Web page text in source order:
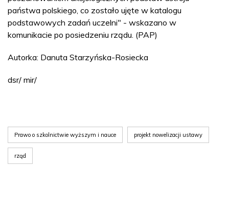
państwa polskiego, co zostało ujęte w katalogu
podstawowych zadań uczelni" - wskazano w
komunikacie po posiedzeniu rządu. (PAP)
Autorka: Danuta Starzyńska-Rosiecka
dsr/ mir/
Prawo o szkolnictwie wyższym i nauce projekt nowelizacji ustawy
rząd